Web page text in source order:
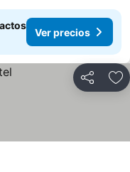
Ver precios
Compartir